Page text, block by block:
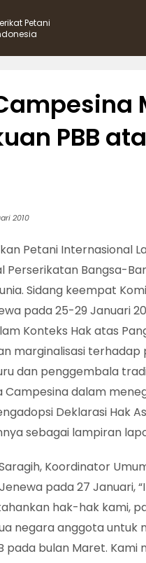
Petani
PBB
2010
Petani Internasional
Perserikatan Bangsa-
Sidang keempat
pada 25-29 Januari
Konteks Hak atas
marginalisasi
dan penggembala
Campesina dalam
Deklarasi Hak
sebagai lampiran
Koordinator
pada 27 Januari,
hak-hak kami,
negara anggota untuk
pada bulan Maret.